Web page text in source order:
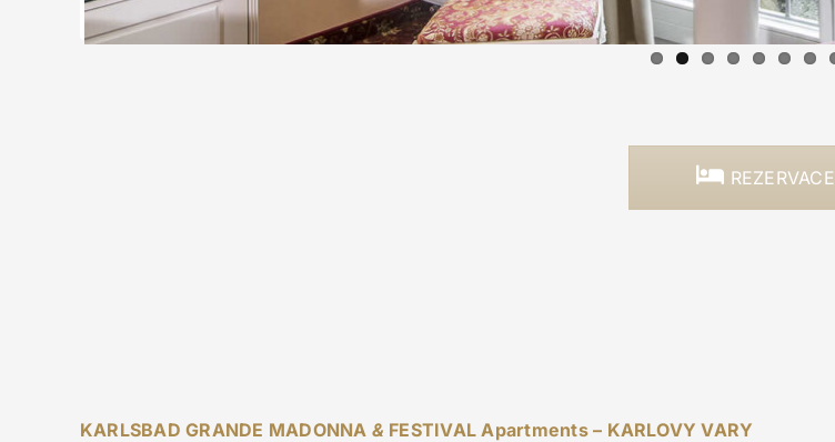
REZERVACE
KARLSBAD GRANDE MADONNA & FESTIVAL Apartments – KARLOVY VARY